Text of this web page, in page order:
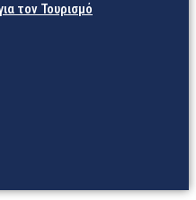
τον Τουρισμό